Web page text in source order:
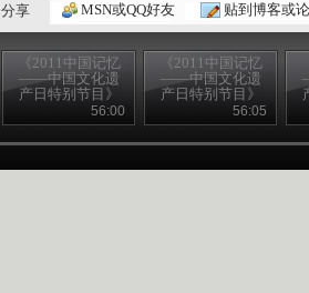
分享
MSN或QQ好友 贴到博客或
《2011中国记忆
——中国文化遗
产日特别节目》
20110611 （二）
56:00
《2011中国记忆
——中国文化遗
产日特别节目》
20110611 （三）
56:05